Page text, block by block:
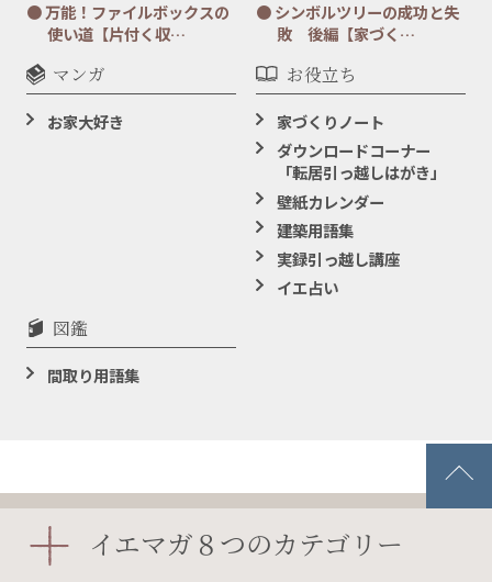
万能！ファイルボックスの
使い道【片付く収…
シンボルツリーの成功と失
敗 後編【家づく…
マンガ
お家大好き
お役立ち
家づくりノート
ダウンロードコーナー
「転居引っ越しはがき」
壁紙カレンダー
建築用語集
実録引っ越し講座
イエ占い
図鑑
間取り用語集
イエマガとは 更新履歴
イエマガ８つのカテゴリー